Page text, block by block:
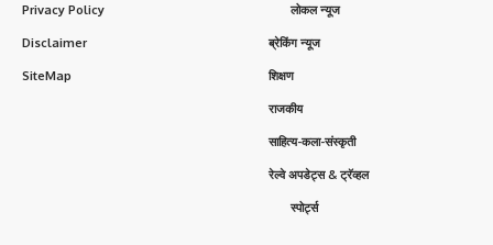
Privacy Policy
Disclaimer
SiteMap
लोकल न्यूज
ब्रेकिंग न्यूज
शिक्षण
राजकीय
साहित्य-कला-संस्कृती
रेल्वे अपडेट्स & ट्रॅव्हल
स्पोर्ट्स